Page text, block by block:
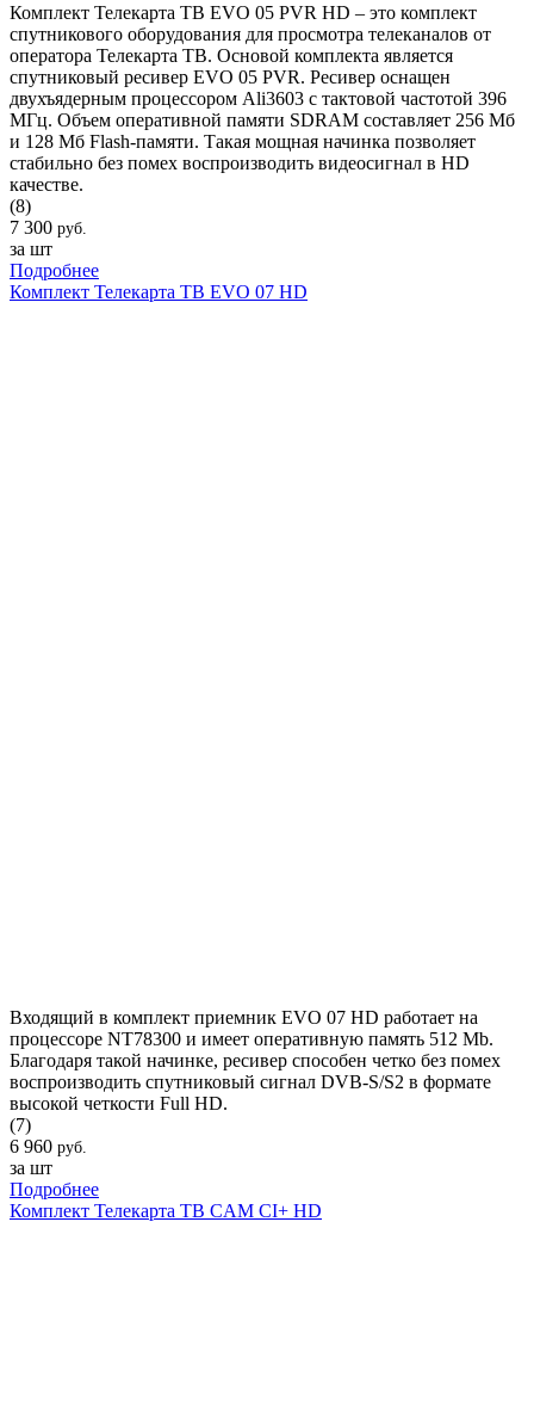
Комплект Телекарта ТВ EVO 05 PVR HD – это комплект
спутникового оборудования для просмотра телеканалов от
оператора Телекарта ТВ. Основой комплекта является
спутниковый ресивер EVO 05 PVR. Ресивер оснащен
двухъядерным процессором Ali3603 с тактовой частотой 396
МГц. Объем оперативной памяти SDRAM составляет 256 Мб
и 128 Мб Flash-памяти. Такая мощная начинка позволяет
стабильно без помех воспроизводить видеосигнал в HD
качестве.
(8)
7 300 руб.
за шт
Подробнее
Комплект Телекарта ТВ EVO 07 HD
Входящий в комплект приемник EVO 07 HD работает на
процессоре NT78300 и имеет оперативную память 512 Mb.
Благодаря такой начинке, ресивер способен четко без помех
воспроизводить спутниковый сигнал DVB-S/S2 в формате
высокой четкости Full HD.
(7)
6 960 руб.
за шт
Подробнее
Комплект Телекарта ТВ CAM CI+ HD